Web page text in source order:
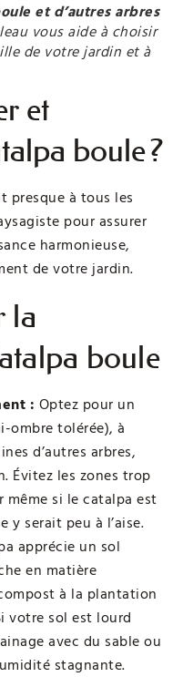
et d’autres arbres
vous aide à choisir
de votre jardin et à
et
boule ?
presque à tous les
pour assurer
harmonieuse,
de votre jardin.
la
boule
: Optez pour un
ombre tolérée), à
d’autres arbres,
Évitez les zones trop
même si le catalpa est
y serait peu à l’aise.
apprécie un sol
en matière
à la plantation
votre sol est lourd
avec du sable ou
stagnante.